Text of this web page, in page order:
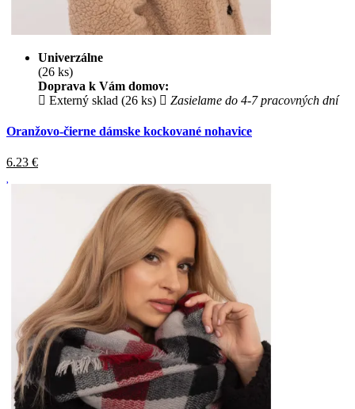
Univerzálne
(26 ks)
Doprava k Vám domov:
Externý sklad (26 ks)
Zasielame do 4-7 pracovných dní
Oranžovo-čierne dámske kockované nohavice
6.23 €